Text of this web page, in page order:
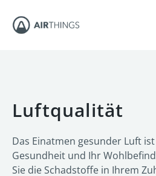
Luftqualität
Das Einatmen gesunder Luft
Gesundheit und Ihr
Sie die Schadstoffe in Ihrem